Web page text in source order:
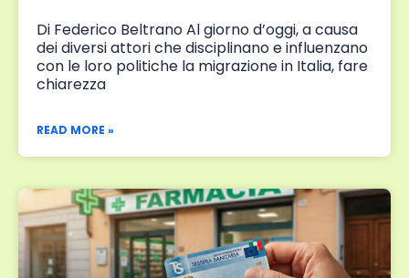
Di Federico Beltrano Al giorno d’oggi, a causa
dei diversi attori che disciplinano e influenzano
con le loro politiche la migrazione in Italia, fare
chiarezza
READ MORE »